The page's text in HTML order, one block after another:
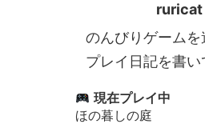
ruricat
のんびりゲームを
プレイ日記を書い
現在プレイ中
ほの暮しの庭